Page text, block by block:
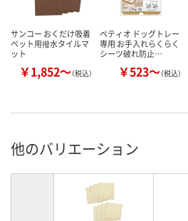
サンコー おくだけ吸着
ペット用撥水タイルマ
ット
￥1,852～（税込）
ペティオ ドッグトレー
専用 お手入れらくらく
シーツ破れ防止…
￥523～（税込）
他のバリエーション